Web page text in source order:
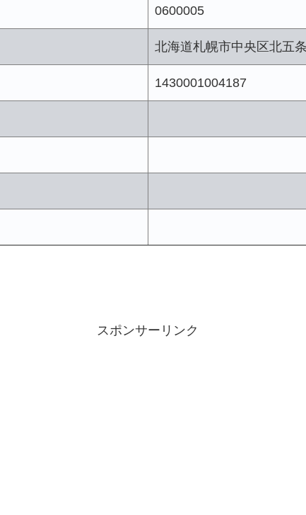
0600005
北海道札幌市中央区北五
1430001004187
スポンサーリンク